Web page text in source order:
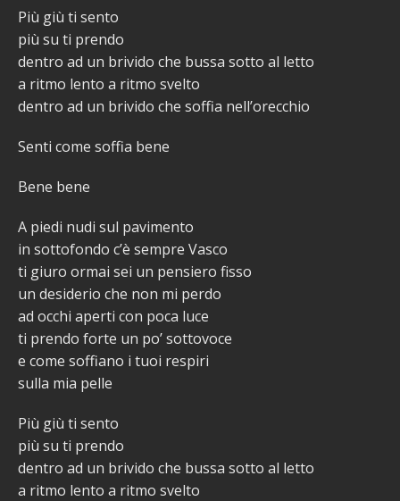
Più giù ti sento
più su ti prendo
dentro ad un brivido che bussa sotto al letto
a ritmo lento a ritmo svelto
dentro ad un brivido che soffia nell’orecchio
Senti come soffia bene
Bene bene
A piedi nudi sul pavimento
in sottofondo c’è sempre Vasco
ti giuro ormai sei un pensiero fisso
un desiderio che non mi perdo
ad occhi aperti con poca luce
ti prendo forte un po’ sottovoce
e come soffiano i tuoi respiri
sulla mia pelle
Più giù ti sento
più su ti prendo
dentro ad un brivido che bussa sotto al letto
a ritmo lento a ritmo svelto